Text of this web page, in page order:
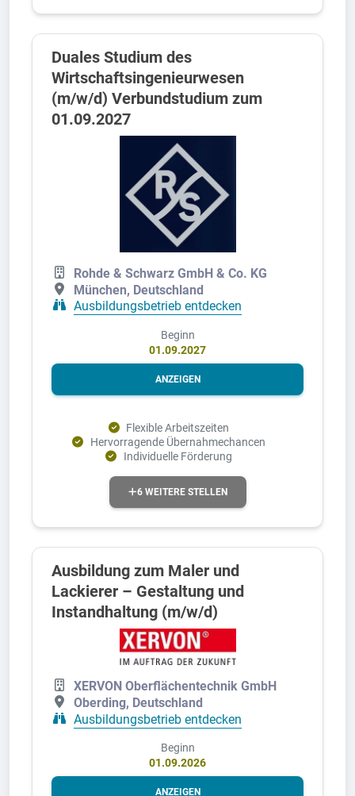
Duales Studium des
Wirtschaftsingenieurwesen
(m/w/d) Verbundstudium zum
01.09.2027
Rohde & Schwarz GmbH & Co. KG
München, Deutschland
Ausbildungsbetrieb entdecken
Beginn
01.09.2027
ANZEIGEN
Flexible Arbeitszeiten
Hervorragende Übernahmechancen
Individuelle Förderung
6 WEITERE STELLEN
Ausbildung zum Maler und
Lackierer – Gestaltung und
Instandhaltung (m/w/d)
XERVON Oberflächentechnik GmbH
Oberding, Deutschland
Ausbildungsbetrieb entdecken
Beginn
01.09.2026
ANZEIGEN